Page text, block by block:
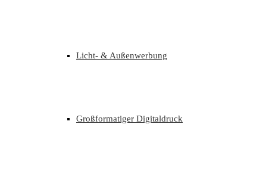
Licht- & Außenwerbung
Großformatiger Digitaldruck